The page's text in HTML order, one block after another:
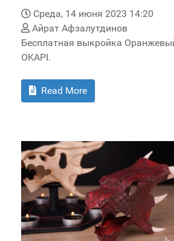
Среда, 14 июня 2023 14:20
Айрат Афзалутдинов
Бесплатная выкройка
OKAPI.
Read More